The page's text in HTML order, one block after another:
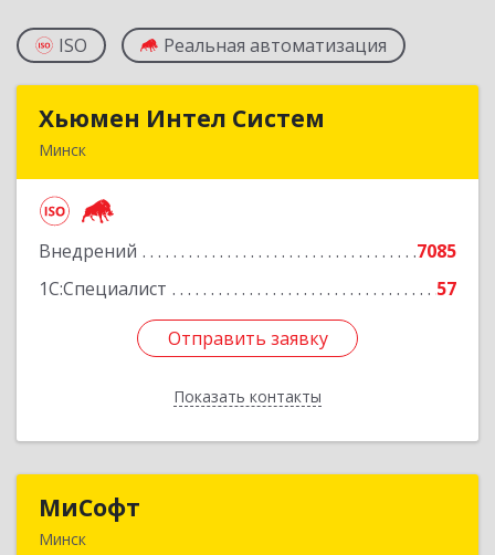
ISO Реальная автоматизация
Хьюмен Интел Систем
Минск
Внедрений
7085
1С:Специалист
57
Отправить заявку
Показать контакты
Хьюмен Интел Систем
Подробнее
Отправить заявку
Назад
МиСофт
Минск